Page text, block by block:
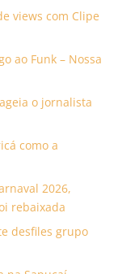
views com Clipe
ao Funk – Nossa
o jornalista
como a
2026,
rebaixada
desfiles grupo